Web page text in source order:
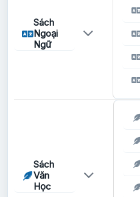
Sách
Ngoại
Ngữ
Sách
Văn
Học